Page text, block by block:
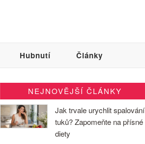
Hubnutí Články
NEJNOVĚJŠÍ ČLÁNKY
Jak trvale urychlit spalování
tuků? Zapomeňte na přísné
diety